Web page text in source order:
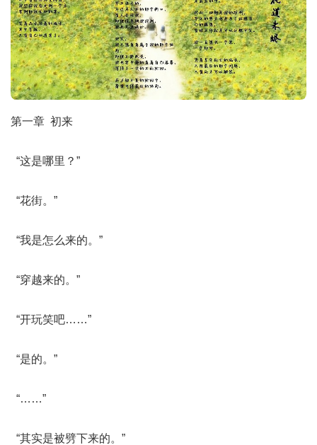
第一章 初来
“这是哪里？”
“花街。”
“我是怎么来的。”
“穿越来的。”
“开玩笑吧……”
“是的。”
“……”
“其实是被劈下来的。”